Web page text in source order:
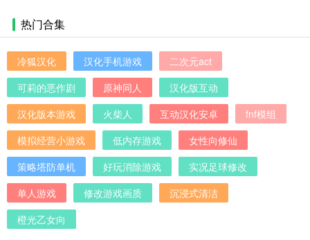
热门合集
冷狐汉化 汉化手机游戏
二次元act
可莉的恶作剧
原神同人
汉化版互动
汉化版本游戏
火柴人 互动汉化安卓
fnf模组
模拟经营小游戏
低内存游戏
女性向修仙
策略塔防单机
好玩消除游戏
实况足球修改
单人游戏
修改游戏画质
沉浸式清洁
橙光乙女向